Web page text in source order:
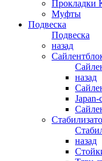
Прокладки
Муфты
Подвеска
Подвеска
назад
назад
Japan-
назад